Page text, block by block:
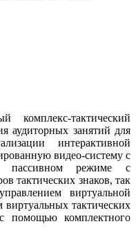
комплекс-тактический
аудиторных занятий для
интерактивной
видео-систему с
пассивном режиме с
тактических знаков, так
виртуальной
виртуальных тактических
помощью комплектного